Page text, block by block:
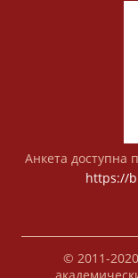
Анкета доступна
https://
© 2011-